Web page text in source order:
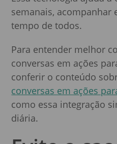
semanais, acompanhar
tempo de todos.
Para entender melhor
conversas em ações
conferir o conteúdo
conversas em ações
como essa integração
diária.